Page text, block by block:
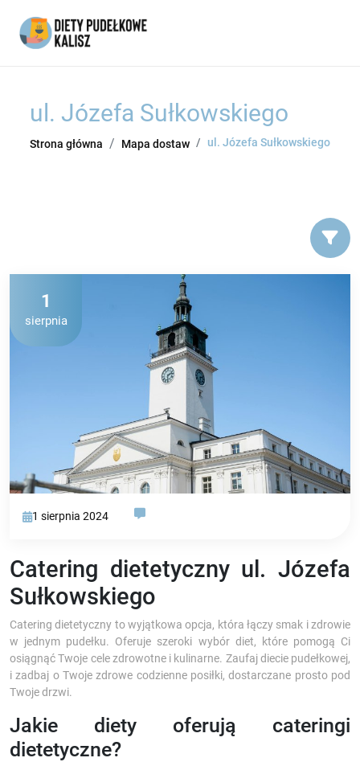
ul. Józefa Sułkowskiego
Strona główna Mapa dostaw ul. Józefa Sułkowskiego
1 sierpnia 2024
1
sierpnia
Catering dietetyczny ul. Józefa
Sułkowskiego
Catering dietetyczny to wyjątkowa opcja, która łączy smak i zdrowie
w jednym pudełku. Oferuje szeroki wybór diet, które pomogą Ci
osiągnąć Twoje cele zdrowotne i kulinarne. Zaufaj diecie pudełkowej,
i zadbaj o Twoje zdrowe codzienne posiłki, dostarczane prosto pod
Twoje drzwi.
Jakie diety oferują cateringi
dietetyczne?